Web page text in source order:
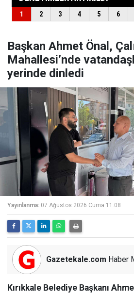
Başkan Ahmet Önal,
Mahallesi’nde
yerinde dinledi
Yayınlanma: 07 Ağustos 2026 Cuma 11:08
Gazetekale.com Haber
Kırıkkale Belediye Başkanı